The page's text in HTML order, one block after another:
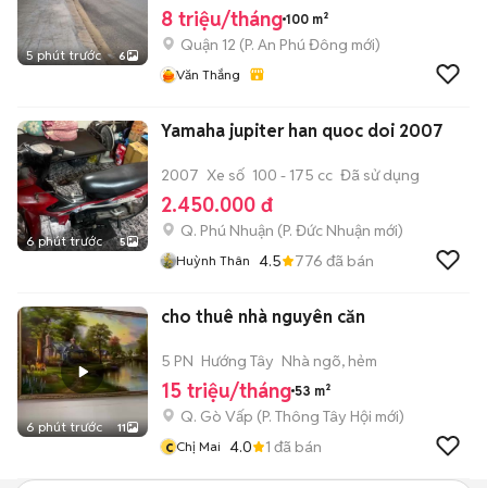
5 phút trước 6
8 triệu/tháng 100 m²
Quận 12 (P. An Phú Đông mới)
Văn Thắng
6 phút trước 5
Yamaha jupiter han quoc doi 2007
2007 Xe số 100 - 175 cc Đã sử dụng
2.450.000 đ
Q. Phú Nhuận (P. Đức Nhuận mới)
Huỳnh Thân 4.5 776 đã bán
6 phút trước 11
cho thuê nhà nguyên căn
5 PN Hướng Tây Nhà ngõ, hẻm
15 triệu/tháng 53 m²
Q. Gò Vấp (P. Thông Tây Hội mới)
c Chị Mai 4.0 1 đã bán